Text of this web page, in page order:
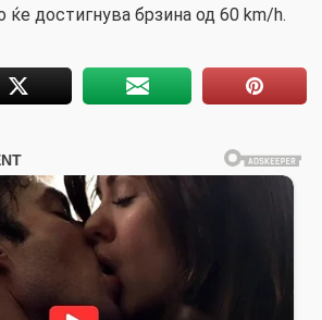
достигнува брзина од 60 km/h.